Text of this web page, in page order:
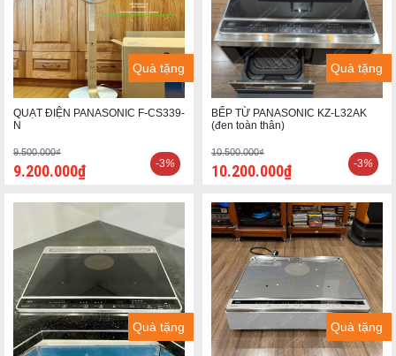
Quà tặng
QUẠT ĐIỆN PANASONIC F-CS339-
N
9.500.000₫
9.200.000₫ -3%
Quà tặng
BẾP TỪ PANASONIC KZ-L32AK
(đen toàn thân)
10.500.000₫
10.200.000₫ -3%
Quà tặng Quà tặng